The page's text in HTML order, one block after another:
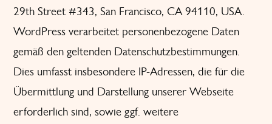
29th Street #343, San Francisco, CA 94110, USA.
WordPress verarbeitet personenbezogene Daten
gemäß den geltenden Datenschutzbestimmungen.
Dies umfasst insbesondere IP-Adressen, die für die
Übermittlung und Darstellung unserer Webseite
erforderlich sind, sowie ggf. weitere